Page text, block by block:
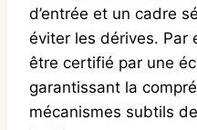
d’entrée et un cadre
éviter les dérives. Par
être certifié par une
garantissant la
mécanismes subtils